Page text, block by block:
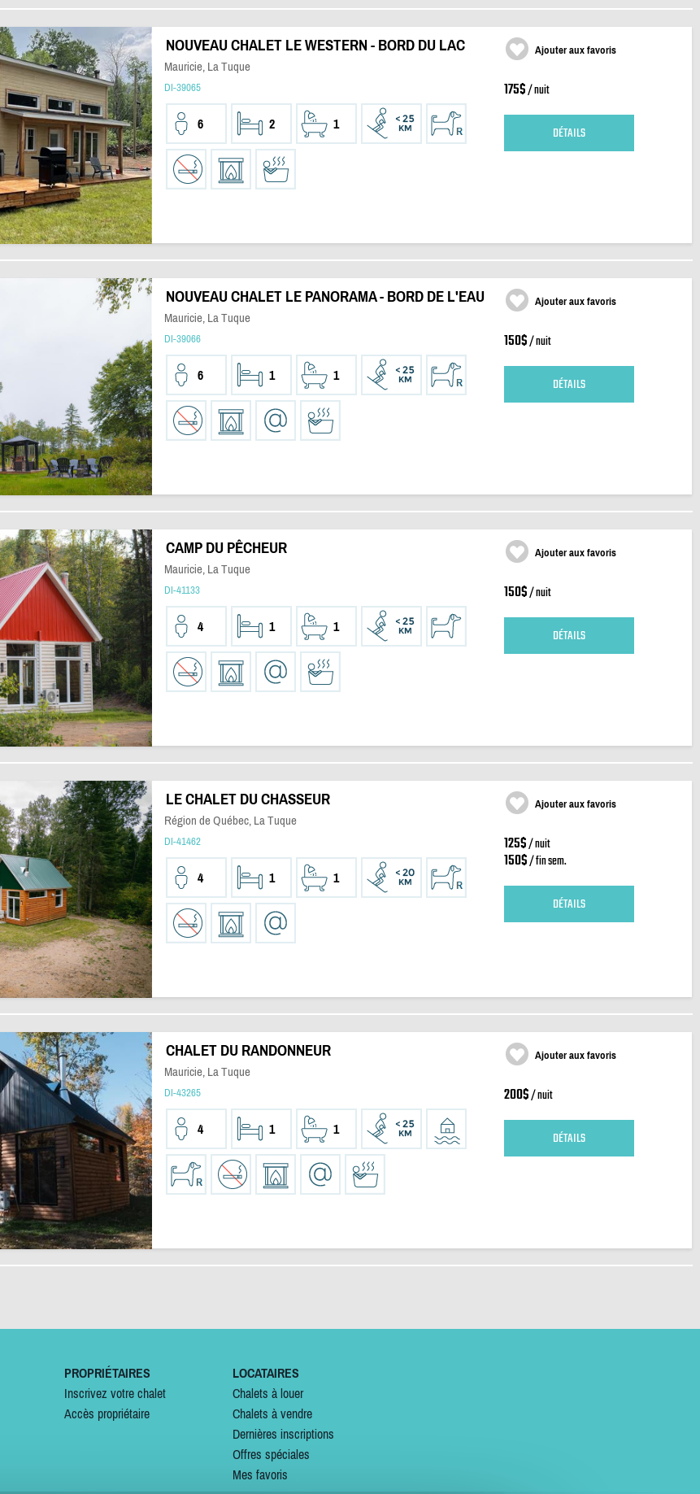
NOUVEAU CHALET LE WESTERN - BORD DU LAC
Mauricie, La Tuque
DI-39065
6 2 1
Ajouter aux favoris
175$/ nuit
DÉTAILS
NOUVEAU CHALET LE PANORAMA - BORD DE L'EAU
Mauricie, La Tuque
DI-39066
6 1 1
Ajouter aux favoris
150$/ nuit
DÉTAILS
CAMP DU PÊCHEUR
Mauricie, La Tuque
DI-41133
4 1 1
Ajouter aux favoris
150$/ nuit
DÉTAILS
LE CHALET DU CHASSEUR
Région de Québec, La Tuque
DI-41462
4 1 1
Ajouter aux favoris
125$/ nuit
150$/ fin sem.
DÉTAILS
CHALET DU RANDONNEUR
Mauricie, La Tuque
DI-43265
4 1 1
Ajouter aux favoris
200$/ nuit
DÉTAILS
PROPRIÉTAIRES
Inscrivez votre chalet
Accès propriétaire
LOCATAIRES
Chalets à louer
Chalets à vendre
Dernières inscriptions
Offres spéciales
Mes favoris